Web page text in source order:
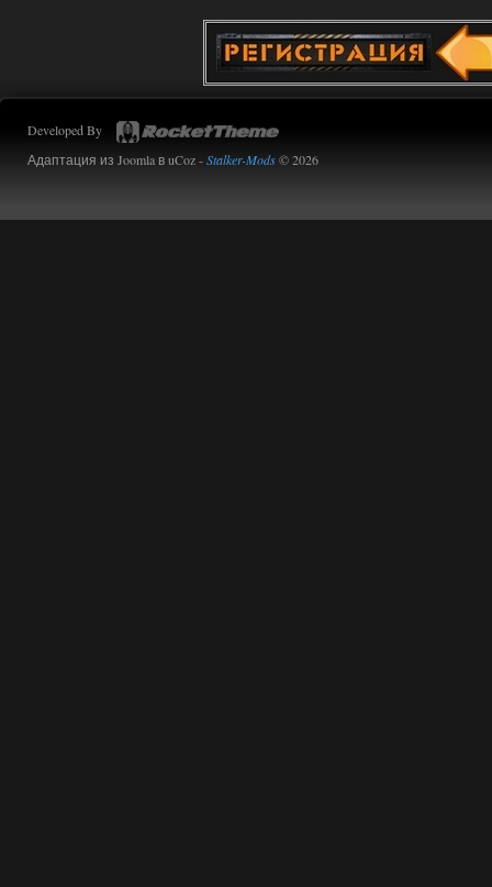
Developed By
Адаптация из Joomla в uCoz -Stalker-Mods© 2026